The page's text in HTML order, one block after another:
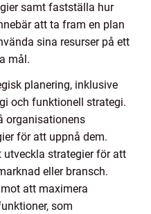
samt fastställa hur
att ta fram en plan
sina resurser på ett
mål.
planering, inklusive
och funktionell strategi.
organisationens
för att uppnå dem.
strategier för att
eller bransch.
att maximera
som